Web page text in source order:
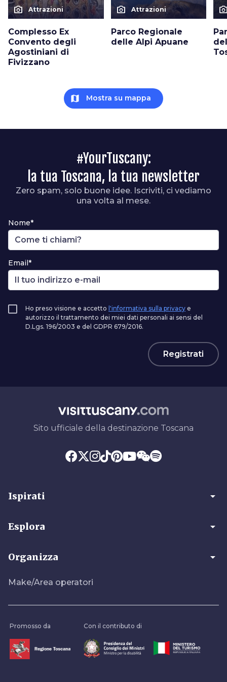
photo_camera Attrazioni
Complesso Ex
Convento degli
Agostiniani di
Fivizzano
photo_camera Attrazioni
Parco Regionale
delle Alpi Apuane
map Mostra su mappa
#YourTuscany:
la tua Toscana, la tua newsletter
Zero spam, solo buone idee. Iscriviti, ci vediamo
una volta al mese.
Nome*
Email*
Ho preso visione e accetto l'informativa sulla privacy e
autorizzo il trattamento dei miei dati personali ai sensi del
D.Lgs. 196/2003 e del GDPR 679/2016.
Registrati
Sito ufficiale della destinazione Toscana
Ispirati arrow_drop_down
Esplora arrow_drop_down
Organizza arrow_drop_down
Make/Area operatori
Promosso da Con il contributo di